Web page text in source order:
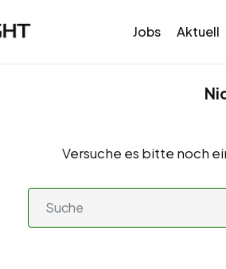
Jobs Aktuell
Versuche es bitte noch